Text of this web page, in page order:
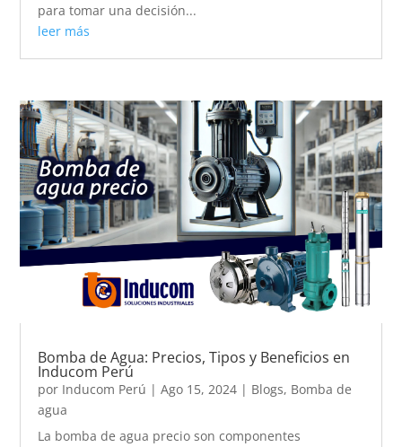
para tomar una decisión...
leer más
Bomba de Agua: Precios, Tipos y Beneficios en
Inducom Perú
por Inducom Perú |Ago 15, 2024 | Blogs, Bomba de
agua
La bomba de agua precio son componentes